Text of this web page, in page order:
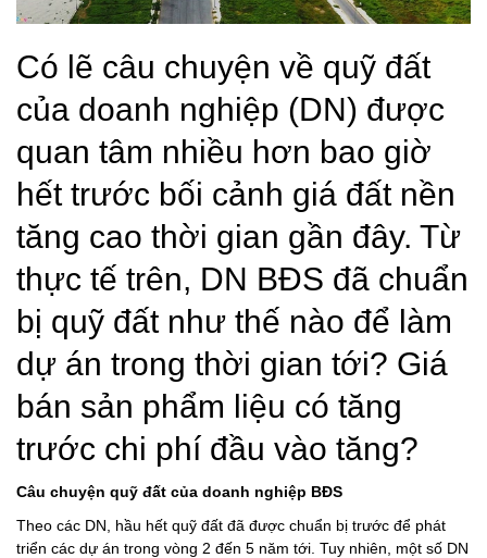
Có lẽ câu chuyện về quỹ đất
của doanh nghiệp (DN) được
quan tâm nhiều hơn bao giờ
hết trước bối cảnh giá đất nền
tăng cao thời gian gần đây. Từ
thực tế trên, DN BĐS đã chuẩn
bị quỹ đất như thế nào để làm
dự án trong thời gian tới? Giá
bán sản phẩm liệu có tăng
trước chi phí đầu vào tăng?
Câu chuyện quỹ đất của doanh nghiệp BĐS
Theo các DN, hầu hết quỹ đất đã được chuẩn bị trước để phát
triển các dự án trong vòng 2 đến 5 năm tới. Tuy nhiên, một số DN